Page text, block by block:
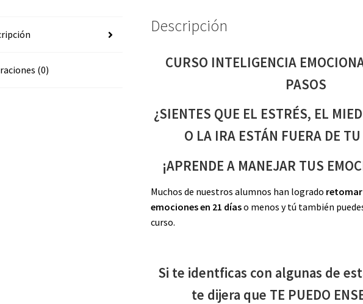
(0)
Descripción
CURSO INTELIGENCIA
PASOS
¿SIENTES QUE EL ESTRÉS, EL
O LA IRA ESTÁN FUERA DE
¡APRENDE A MANEJAR TUS
Muchos de nuestros alumnos han logrado retomar
emociones en 21 díaso menos y tú también
curso.
Si te identficas con algunas de
te dijera que TE PUEDO